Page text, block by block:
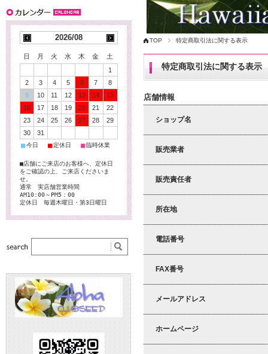
TOP 特定商取引法に関する表示
特定商取引法に関する表示
店舗情報
ショップ名
販売業者
販売責任者
所在地
電話番号
FAX番号
メールアドレス
ホームページ
2026/08
日 月 火 水 木 金
土
1
2
3 4 5 6 7
8
9
10 11 12 13 14
15
16
17 18 19 20 21
22
23
24 25 26 27 28
29
30
31
■今日 ■定休日 ■臨時休業
■店舗にご来店のお客様へ、定休日
をご確認の上、ご来店くださいま
せ。
通常 実店舗営業時間
AM10:00～PM5：00
定休日 毎週木曜日・第3日曜日